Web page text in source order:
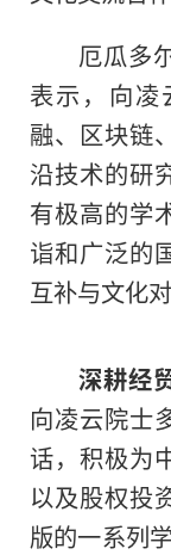
厄瓜多
表示，向
融、区块链
沿技术的研
有极高的学
诣和广泛的
互补与文化
深耕经
向凌云院士
话，积极为
以及股权投
版的一系列